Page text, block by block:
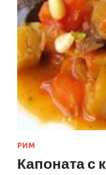
РИМ
Капоната с